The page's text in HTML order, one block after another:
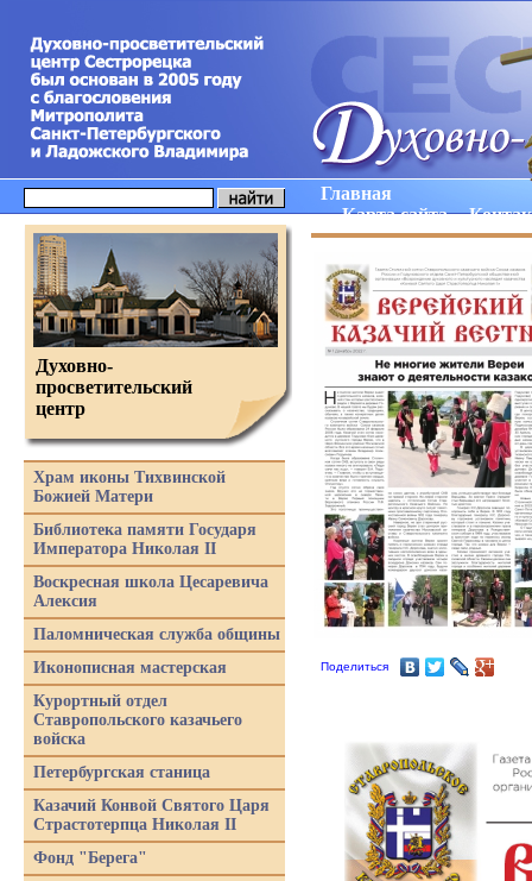
Главная
Карта сайта
Поделиться
Духовно-
просветительский
центр
Храм иконы Тихвинской
Божией Матери
Библиотека памяти Государя
Императора Николая II
Воскресная школа Цесаревича
Алексия
Паломническая служба общины
Иконописная мастерская
Курортный отдел
Ставропольского казачьего
войска
Петербургская станица
Казачий Конвой Святого Царя
Страстотерпца Николая II
Фонд "Берега"